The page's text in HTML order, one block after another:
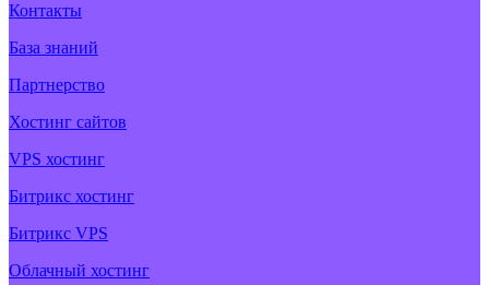
Контакты
База знаний
Партнерство
Хостинг сайтов
VPS хостинг
Битрикс хостинг
Битрикс VPS
Облачный хостинг